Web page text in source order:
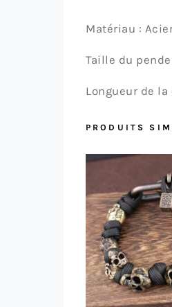
Matériau :
Taille du
Longueur de la
PRODUITS